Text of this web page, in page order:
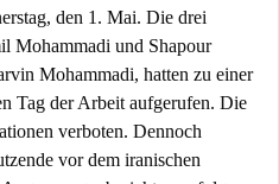
den 1. Mai. Die drei
Mohammadi und Shapour
Mohammadi, hatten zu einer
Tag der Arbeit aufgerufen. Die
verboten. Dennoch
vor dem iranischen